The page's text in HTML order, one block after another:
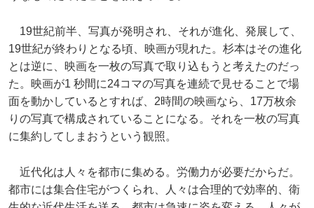
19世紀前半、写真が発明され、それが進化、発展して、
19世紀が終わりとなる頃、映画が現れた。杉本はその進化
とは逆に、映画を一枚の写真で取り込もうと考えたのだっ
た。映画が1 秒間に24コマの写真を連続で見せることで場
面を動かしているとすれば、2時間の映画なら、17万枚余
りの写真で構成されていることになる。それを一枚の写真
に集約してしまおうという観照。
近代化は人々を都市に集める。労働力が必要だからだ。
都市には集合住宅がつくられ、人々は合理的で効率的、衛